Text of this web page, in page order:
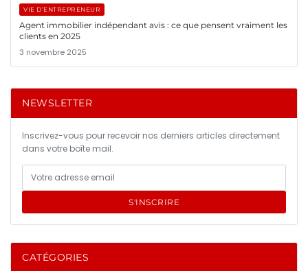
VIE D’ENTREPRENEUR
Agent immobilier indépendant avis : ce que pensent vraiment les
clients en 2025
3 novembre 2025
NEWSLETTER
Inscrivez-vous pour recevoir nos derniers articles directement
dans votre boîte mail.
S'INSCRIRE
CATÉGORIES